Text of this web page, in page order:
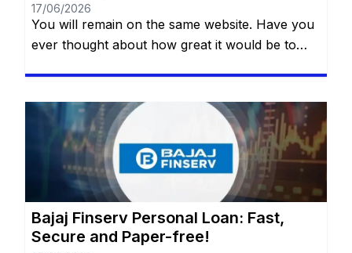
17/06/2026
You will remain on the same website. Have you
ever thought about how great it would be to
dream come true or dealing with an unexpected
event? Whether it’s for a special trip, a wedding,
medical treatment or even […]
Bajaj Finserv Personal Loan: Fast,
Secure and Paper-free!